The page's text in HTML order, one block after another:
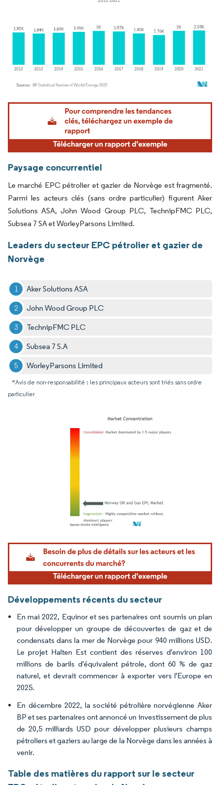
Image © Mordor Intelligence. La réutilisation nécessite une attribution sous CC BY
Paysage concurrentiel
Le marché EPC pétrolier et gazier de Norvège est fragmenté.
Parmi les acteurs clés (sans ordre particulier) figurent Aker
Solutions ASA, John Wood Group PLC, TechnipFMC PLC,
Subsea 7 SA et WorleyParsons Limited.
Leaders du secteur EPC pétrolier et gazier de
Norvège
Aker Solutions ASA
John Wood Group PLC
TechnipFMC PLC
Subsea 7 S.A
WorleyParsons Limited
*Avis de non-responsabilité : les principaux acteurs sont triés sans ordre
particulier
Image © Mordor Intelligence. La réutilisation nécessite une attribution sous CC BY
Développements récents du secteur
En mai 2022, Equinor et ses partenaires ont soumis un plan
pour développer un groupe de découvertes de gaz et de
condensats dans la mer de Norvège pour 940 millions USD.
Le projet Halten Est contient des réserves d'environ 100
millions de barils d'équivalent pétrole, dont 60 % de gaz
naturel, et devrait commencer à exporter vers l'Europe en
2025.
En décembre 2022, la société pétrolière norvégienne Aker
BP et ses partenaires ont annoncé un investissement de plus
de 20,5 milliards USD pour développer plusieurs champs
pétroliers et gaziers au large de la Norvège dans les années à
venir.
Table des matières du rapport sur le secteur